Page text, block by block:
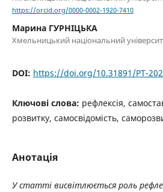
https://orcid.org/0000-0002-1920-7410
Марина ГУРНІЦЬКА
Хмельницький національний
DOI: https://doi.org/10.31891/PT-
Ключові слова: рефлексія,
розвитку, самосвідомість,
Анотація
У статті висвітлюється роль